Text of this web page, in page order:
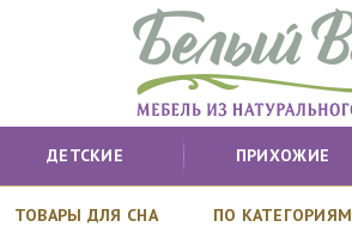
ДЕТСКИЕ ПРИХОЖИЕ
ТОВАРЫ ДЛЯ СНА ПО КАТЕГОРИЯМ